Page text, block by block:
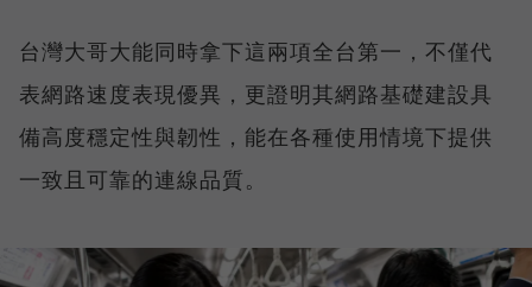
台灣大哥大能同時拿下這兩項全台第一，不僅代
表網路速度表現優異，更證明其網路基礎建設具
備高度穩定性與韌性，能在各種使用情境下提供
一致且可靠的連線品質。